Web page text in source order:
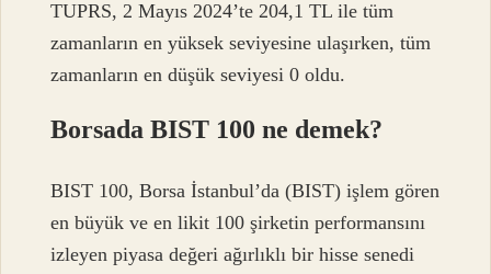
TUPRS, 2 Mayıs 2024’te 204,1 TL ile tüm
zamanların en yüksek seviyesine ulaşırken, tüm
zamanların en düşük seviyesi 0 oldu.
Borsada BIST 100 ne demek?
BIST 100, Borsa İstanbul’da (BIST) işlem gören
en büyük ve en likit 100 şirketin performansını
izleyen piyasa değeri ağırlıklı bir hisse senedi